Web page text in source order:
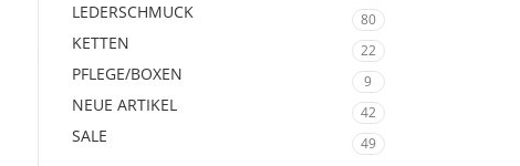
LEDERSCHMUCK 80
KETTEN 22
PFLEGE/BOXEN 9
NEUE ARTIKEL 42
SALE 49